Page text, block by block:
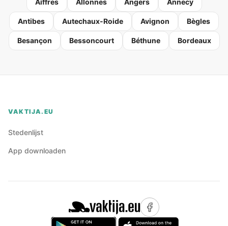
Aiffres Allonnes Angers Annecy
Antibes Autechaux-Roide Avignon Bègles
Besançon Bessoncourt Béthune Bordeaux
VAKTIJA.EU
Stedenlijst
App downloaden